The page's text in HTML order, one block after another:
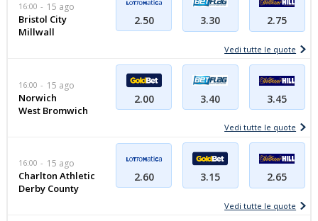
16:00 15 ago
Bristol City
Millwall
2.50 3.30 2.75
Vedi tutte le quote
16:00 15 ago
Norwich
West Bromwich
2.00 3.40 3.45
Vedi tutte le quote
16:00 15 ago
Charlton Athletic
Derby County
2.60 3.15 2.65
Vedi tutte le quote